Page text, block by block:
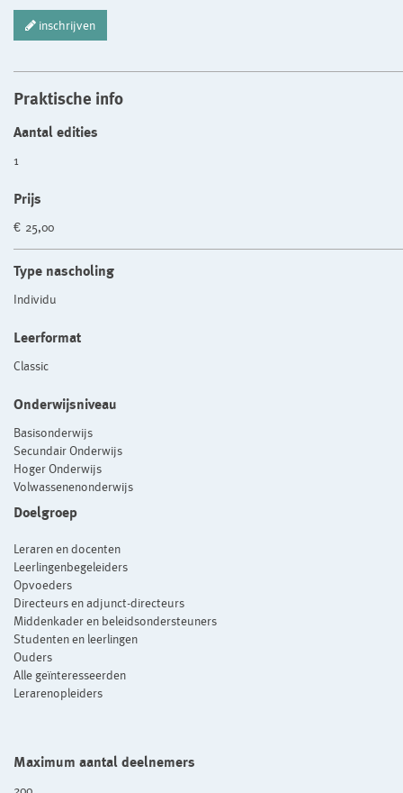
inschrijven
Praktische info
Aantal edities
1
Prijs
€ 25,00
Type nascholing
Individu
Leerformat
Classic
Onderwijsniveau
Basisonderwijs
Secundair Onderwijs
Hoger Onderwijs
Volwassenenonderwijs
Doelgroep
Leraren en docenten
Leerlingenbegeleiders
Opvoeders
Directeurs en adjunct-directeurs
Middenkader en beleidsondersteuners
Studenten en leerlingen
Ouders
Alle geïnteresseerden
Lerarenopleiders
Maximum aantal deelnemers